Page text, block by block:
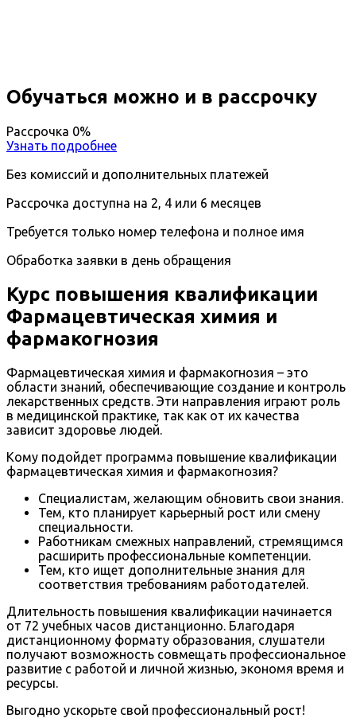
Обучаться можно и в рассрочку
Рассрочка 0%
Узнать подробнее
Без комиссий и дополнительных платежей
Рассрочка доступна на 2, 4 или 6 месяцев
Требуется только номер телефона и полное имя
Обработка заявки в день обращения
Курс повышения квалификации
Фармацевтическая химия и
фармакогнозия
Фармацевтическая химия и фармакогнозия – это
области знаний, обеспечивающие создание и контроль
лекарственных средств. Эти направления играют роль
в медицинской практике, так как от их качества
зависит здоровье людей.
Кому подойдет программа повышение квалификации
фармацевтическая химия и фармакогнозия?
Специалистам, желающим обновить свои знания.
Тем, кто планирует карьерный рост или смену
специальности.
Работникам смежных направлений, стремящимся
расширить профессиональные компетенции.
Тем, кто ищет дополнительные знания для
соответствия требованиям работодателей.
Длительность повышения квалификации начинается
от 72 учебных часов дистанционно. Благодаря
дистанционному формату образования, слушатели
получают возможность совмещать профессиональное
развитие с работой и личной жизнью, экономя время и
ресурсы.
Выгодно ускорьте свой профессиональный рост!